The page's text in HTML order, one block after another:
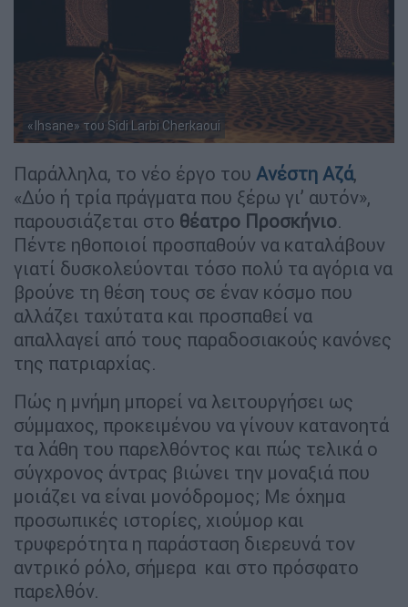
«Ihsane» του Sidi Larbi Cherkaoui
Παράλληλα, το νέο έργο του Ανέστη Αζά,
«Δύο ή τρία πράγματα που ξέρω γι’ αυτόν»,
παρουσιάζεται στο θέατρο Προσκήνιο.
Πέντε ηθοποιοί προσπαθούν να καταλάβουν
γιατί δυσκολεύονται τόσο πολύ τα αγόρια να
βρούνε τη θέση τους σε έναν κόσμο που
αλλάζει ταχύτατα και προσπαθεί να
απαλλαγεί από τους παραδοσιακούς κανόνες
της πατριαρχίας.
Πώς η μνήμη μπορεί να λειτουργήσει ως
σύμμαχος, προκειμένου να γίνουν κατανοητά
τα λάθη του παρελθόντος και πώς τελικά ο
σύγχρονος άντρας βιώνει την μοναξιά που
μοιάζει να είναι μονόδρομος; Με όχημα
προσωπικές ιστορίες, χιούμορ και
τρυφερότητα η παράσταση διερευνά τον
αντρικό ρόλο, σήμερα και στο πρόσφατο
παρελθόν.